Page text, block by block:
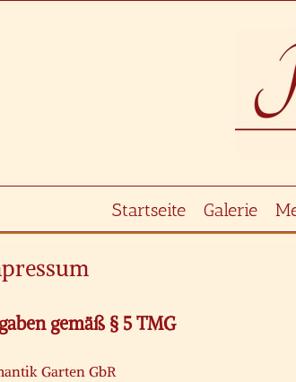
Startseite Galerie
gemäß § 5 TMG
Garten GbR